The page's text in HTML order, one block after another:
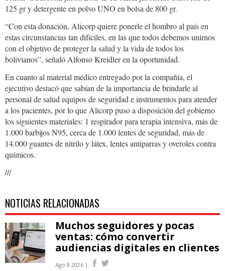
125 gr y detergente en polvo UNO en bolsa de 800 gr.
“Con esta donación, Alicorp quiere ponerle el hombro al país en
estas circunstancias tan difíciles, en las que todos debemos unirnos
con el objetivo de proteger la salud y la vida de todos los
bolivianos”, señaló Alfonso Kreidler en la oportunidad.
En cuanto al material médico entregado por la compañía, el
ejecutivo destacó que sabían de la importancia de brindarle al
personal de salud equipos de seguridad e instrumentos para atender
a los pacientes, por lo que Alicorp puso a disposición del gobierno
los siguientes materiales: 1 respirador para terapia intensiva, más de
1.000 barbijos N95, cerca de 1.000 lentes de seguridad, más de
14.000 guantes de nitrilo y látex, lentes antiparras y overoles contra
químicos.
///
NOTICIAS RELACIONADAS
Muchos seguidores y pocas
ventas: cómo convertir
audiencias digitales en clientes
Ago 8 2026 |